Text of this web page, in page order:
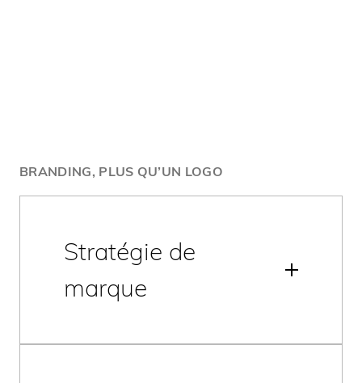
BRANDING, PLUS QU’UN LOGO
Stratégie de
marque